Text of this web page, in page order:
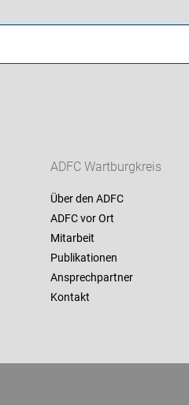
ADFC Wartburgkreis
Über den ADFC
ADFC vor Ort
Mitarbeit
Publikationen
Ansprechpartner
Kontakt